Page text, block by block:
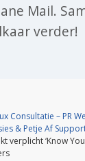
Mail.
verder!
Consultatie – PR
& Petje Af
verplicht ‘Know